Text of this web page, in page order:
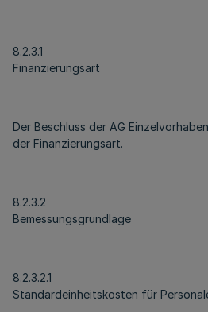
8.2.3.1
Finanzierungsart
Der Beschluss der AG
der Finanzierungsart.
8.2.3.2
Bemessungsgrundlage
8.2.3.2.1
Standardeinheitskosten für